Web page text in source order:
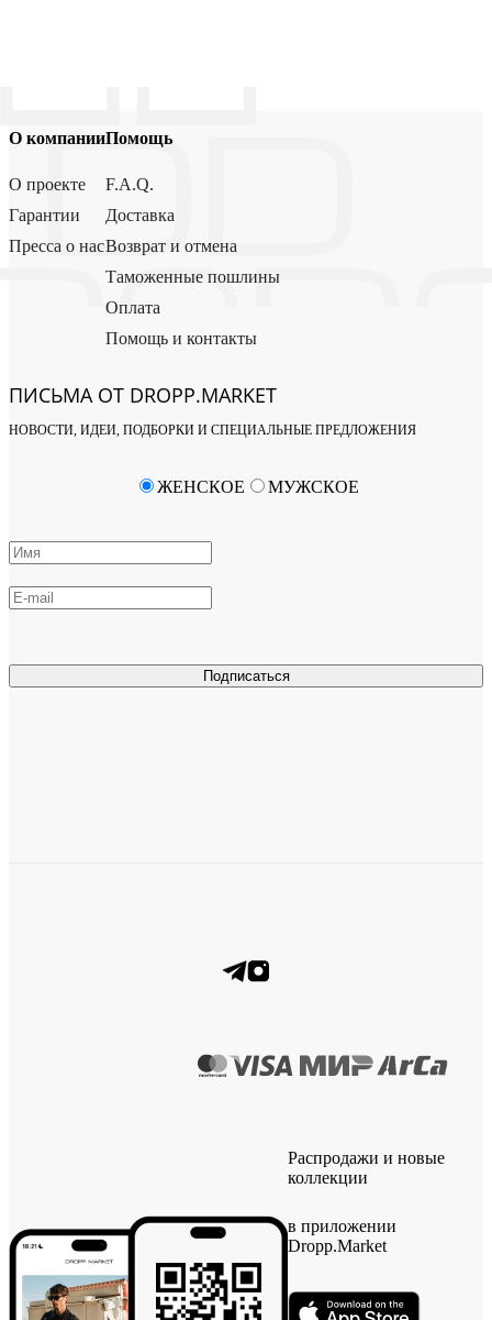
О компании
О проекте
Гарантии
Пресса о нас
Помощь
F.A.Q.
Доставка
Возврат и отмена
Таможенные пошлины
Оплата
Помощь и контакты
ПИСЬМА ОТ DROPP.MARKET
НОВОСТИ, ИДЕИ, ПОДБОРКИ И СПЕЦИАЛЬНЫЕ ПРЕДЛОЖЕНИЯ
Подписаться
ЖЕНСКОЕ МУЖСКОЕ
Распродажи и новые
коллекции
в приложении
Dropp.Market